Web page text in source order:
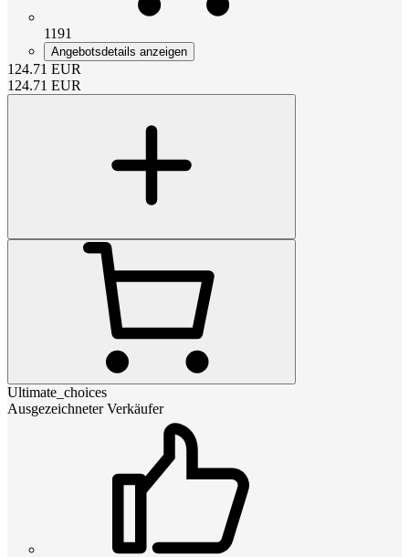
1191
Angebotsdetails anzeigen
124.71 EUR
124.71 EUR
Ultimate_choices
Ausgezeichneter Verkäufer